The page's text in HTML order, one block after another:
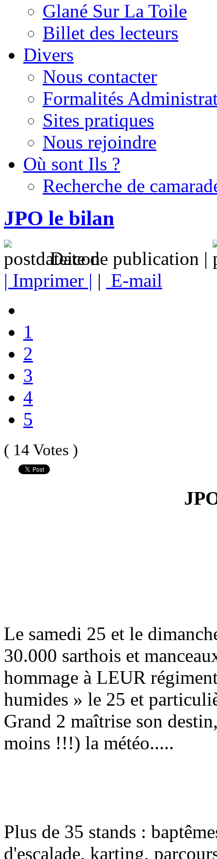
Glané Sur La Toile
Billet des lecteurs
Divers
Nous contacter
Formalités
Sites pratiques
Nous rejoindre
Où sont Ils ?
Recherche de
JPO le bilan
Date de publication |
| Imprimer | | E-mail
1
2
3
4
5
( 14 Votes )
Le samedi 25 et le
30.000 sarthois et
hommage à LEUR
humides » le 25 et
Grand 2 maîtrise son
moins !!!) la météo.....
Plus de 35 stands :
d'escalade, karting,